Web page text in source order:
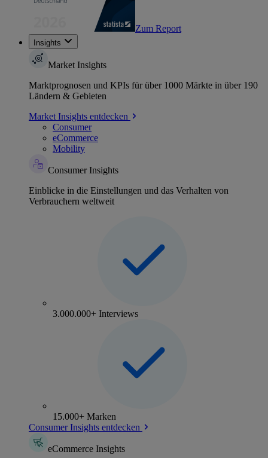
Zum Report
Insights
Market Insights
Marktprognosen und KPIs für über 1000 Märkte in über 190
Ländern & Gebieten
Market Insights entdecken
Consumer
eCommerce
Mobility
Consumer Insights
Einblicke in die Einstellungen und das Verhalten von
Verbrauchern weltweit
3.000.000+ Interviews
15.000+ Marken
Consumer Insights entdecken
eCommerce Insights